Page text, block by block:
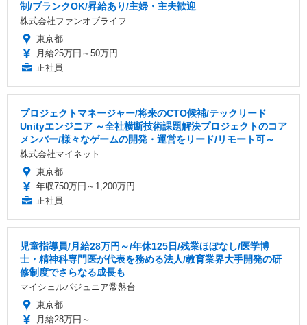
制/ブランクOK/昇給あり/主婦・主夫歓迎
株式会社ファンオブライフ
東京都
月給25万円～50万円
正社員
プロジェクトマネージャー/将来のCTO候補/テックリード
Unityエンジニア ～全社横断技術課題解決プロジェクトのコア
メンバー/様々なゲームの開発・運営をリード/リモート可～
株式会社マイネット
東京都
年収750万円～1,200万円
正社員
児童指導員/月給28万円～/年休125日/残業ほぼなし/医学博
士・精神科専門医が代表を務める法人/教育業界大手開発の研
修制度でさらなる成長も
マイシェルパジュニア常盤台
東京都
月給28万円～